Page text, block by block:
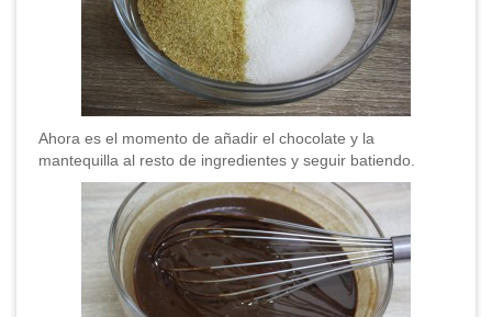
Ahora es el momento de añadir el chocolate y la
mantequilla al resto de ingredientes y seguir batiendo.